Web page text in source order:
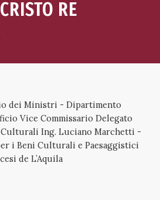
RE
dei Ministri - Dipartimento
Vice Commissario Delegato
Ing. Luciano Marchetti -
i Beni Culturali e Paesaggistici
de L’Aquila